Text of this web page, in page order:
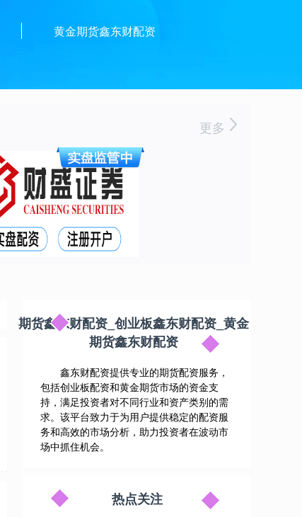
黄金期货鑫东财配资
更多
期货鑫东财配资_创业板鑫东财配资_黄金
期货鑫东财配资
鑫东财配资提供专业的期货配资服务，
包括创业板配资和黄金期货市场的资金支
持，满足投资者对不同行业和资产类别的需
求。该平台致力于为用户提供稳定的配资服
务和高效的市场分析，助力投资者在波动市
场中抓住机会。
热点关注